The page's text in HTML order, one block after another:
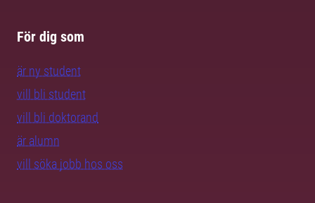
För dig som
är ny student
vill bli student
vill bli doktorand
är alumn
vill söka jobb hos oss